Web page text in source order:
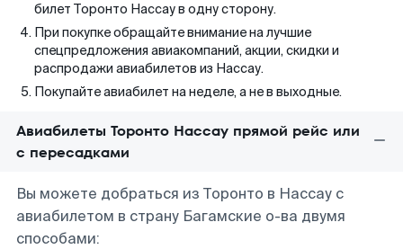
билет Торонто Нассау в одну сторону.
При покупке обращайте внимание на лучшие
спецпредложения авиакомпаний, акции, скидки и
распродажи авиабилетов из Нассау.
Покупайте авиабилет на неделе, а не в выходные.
Авиабилеты Торонто Нассау прямой рейс или
с пересадками
Вы можете добраться из Торонто в Нассау с
авиабилетом в страну Багамские о-ва двумя
способами: